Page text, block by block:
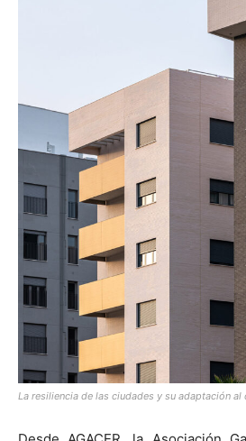
La resiliencia de las ciudades y su adaptación